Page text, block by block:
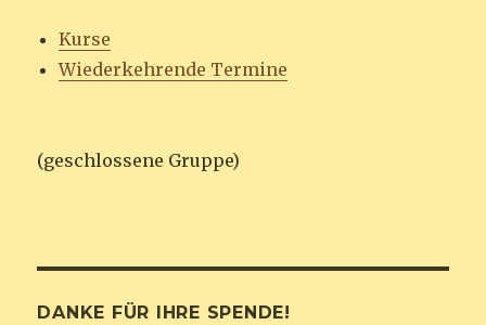
Kurse
Wiederkehrende Termine
(geschlossene Gruppe)
DANKE FÜR IHRE SPENDE!